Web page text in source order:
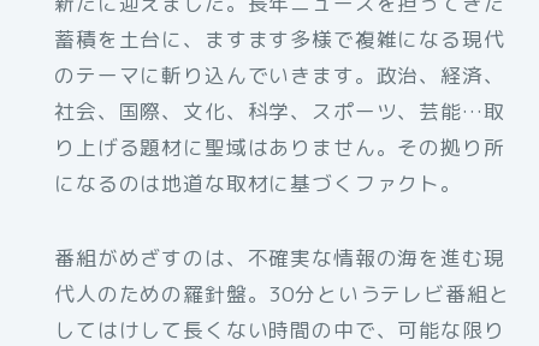
蓄積を土台に、ますます多様で複雑になる現代
のテーマに斬り込んでいきます。政治、経済、
社会、国際、文化、科学、スポーツ、芸能…取
り上げる題材に聖域はありません。その拠り所
になるのは地道な取材に基づくファクト。
番組がめざすのは、不確実な情報の海を進む現
代人のための羅針盤。30分というテレビ番組と
してはけして長くない時間の中で、可能な限り